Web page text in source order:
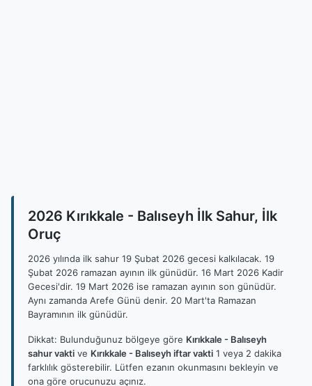
2026 Kırıkkale - Balıseyh İlk Sahur, İlk
Oruç
2026 yılında ilk sahur 19 Şubat 2026 gecesi kalkılacak. 19
Şubat 2026 ramazan ayının ilk günüdür. 16 Mart 2026 Kadir
Gecesi'dir. 19 Mart 2026 ise ramazan ayının son günüdür.
Aynı zamanda Arefe Günü denir. 20 Mart'ta Ramazan
Bayramının ilk günüdür.
Dikkat: Bulunduğunuz bölgeye göre Kırıkkale - Balıseyh
sahur vakti ve Kırıkkale - Balıseyh iftar vakti 1 veya 2 dakika
farklılık gösterebilir. Lütfen ezanın okunmasını bekleyin ve
ona göre orucunuzu açınız.